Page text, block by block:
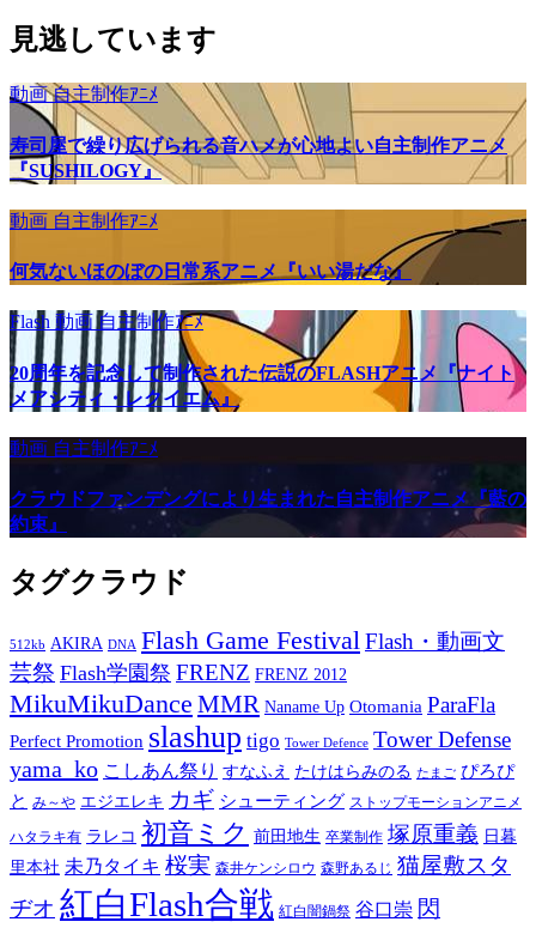
見逃しています
動画自主制作ｱﾆﾒ
寿司屋で繰り広げられる音ハメが心地よい自主制作アニメ
『SUSHILOGY』
動画 自主制作ｱﾆﾒ
何気ないほのぼの日常系アニメ『いい湯だな』
Flash 動画自主制作ｱﾆﾒ
20周年を記念して制作された伝説のFLASHアニメ『ナイト
メアシティ・レクイエム』
動画 自主制作ｱﾆﾒ
クラウドファンデングにより生まれた自主制作アニメ『藍の
約束』
タグクラウド
512kb AKIRA DNA Flash Game FestivalFlash・動画文
芸祭 Flash学園祭 FRENZ FRENZ 2012
MikuMikuDance MMR Naname Up Otomania ParaFla
Perfect Promotion slashup tigo Tower Defence Tower Defense
yama_ko こしあん祭り すなふえ たけはらみのる たまご ぴろぴ
と み～や エジエレキ カギ シューティング ストップモーションアニメ
ハタラキ有 ラレコ 初音ミク 前田地生 卒業制作 塚原重義 日暮
里本社 未乃タイキ 桜実 森井ケンシロウ 森野あるじ 猫屋敷スタ
ヂオ 紅白Flash合戦 紅白闇鍋祭 谷口崇 閃